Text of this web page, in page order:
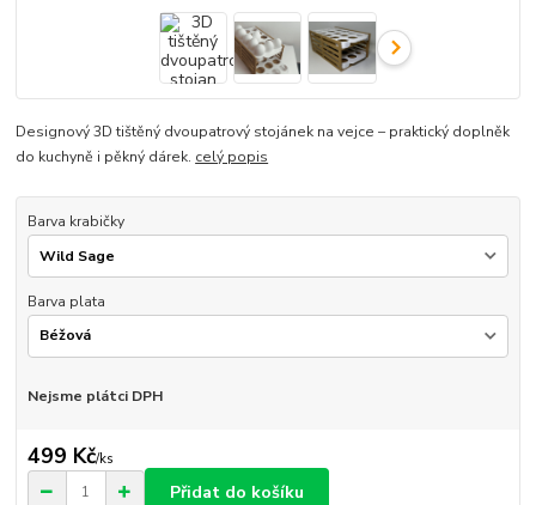
Designový 3D tištěný dvoupatrový stojánek na vejce – praktický doplněk
do kuchyně i pěkný dárek. celý popis
Barva krabičky
Barva plata
Nejsme plátci DPH
499 Kč/ks
Přidat do košíku